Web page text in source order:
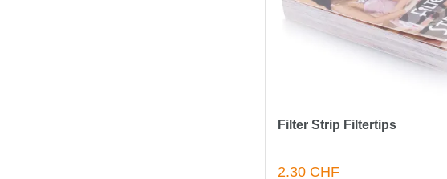
Filter Strip Filtertips
2.30 CHF